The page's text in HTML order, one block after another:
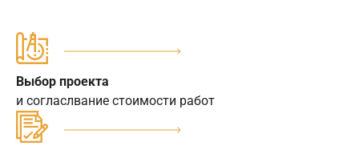
Выбор проекта
и согласлвание стоимости работ